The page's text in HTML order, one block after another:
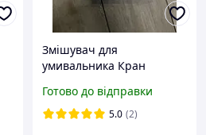
Змішувач для
умивальника Кран
нержавіючої сталі
(Німеччина)
Готово до відправки
5.0 (2)